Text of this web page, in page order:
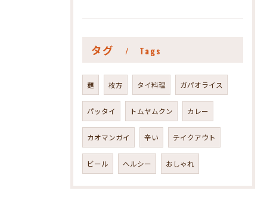
タグ Tags
麺 枚方 タイ料理 ガパオライス
パッタイ トムヤムクン カレー
カオマンガイ 辛い テイクアウト
ビール ヘルシー おしゃれ